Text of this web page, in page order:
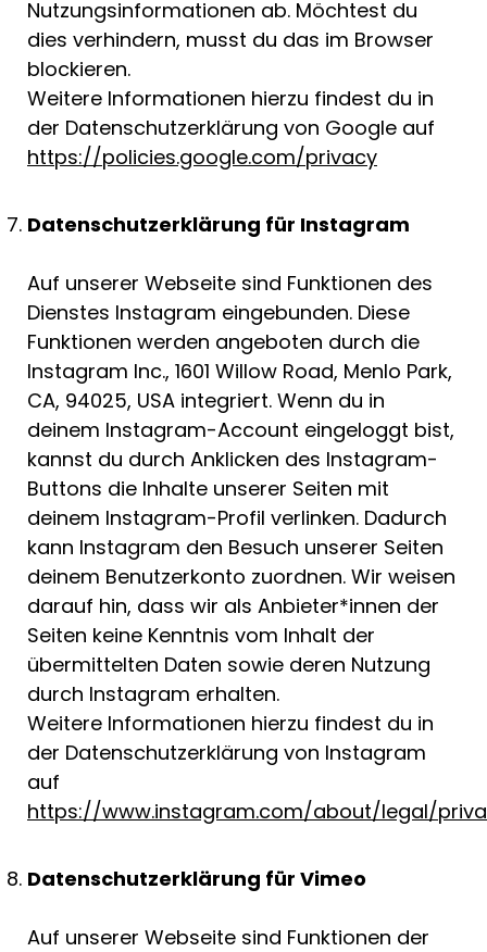
Nutzungsinformationen ab. Möchtest du
dies verhindern, musst du das im Browser
blockieren.
Weitere Informationen hierzu findest du in
der Datenschutzerklärung von Google auf
https://policies.google.com/privacy
Datenschutzerklärung für Instagram
Auf unserer Webseite sind Funktionen des
Dienstes Instagram eingebunden. Diese
Funktionen werden angeboten durch die
Instagram Inc., 1601 Willow Road, Menlo Park,
CA, 94025, USA integriert. Wenn du in
deinem Instagram-Account eingeloggt bist,
kannst du durch Anklicken des Instagram-
Buttons die Inhalte unserer Seiten mit
deinem Instagram-Profil verlinken. Dadurch
kann Instagram den Besuch unserer Seiten
deinem Benutzerkonto zuordnen. Wir weisen
darauf hin, dass wir als Anbieter*innen der
Seiten keine Kenntnis vom Inhalt der
übermittelten Daten sowie deren Nutzung
durch Instagram erhalten.
Weitere Informationen hierzu findest du in
der Datenschutzerklärung von Instagram
auf
https://www.instagram.com/about/legal/
Datenschutzerklärung für Vimeo
Auf unserer Webseite sind Funktionen der